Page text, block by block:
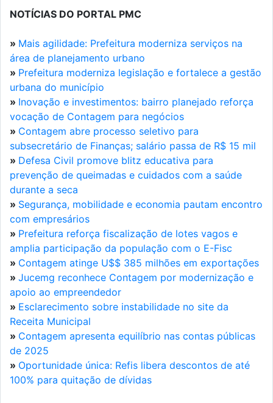
NOTÍCIAS DO PORTAL PMC
» Mais agilidade: Prefeitura moderniza serviços na
área de planejamento urbano
» Prefeitura moderniza legislação e fortalece a gestão
urbana do município
» Inovação e investimentos: bairro planejado reforça
vocação de Contagem para negócios
» Contagem abre processo seletivo para
subsecretário de Finanças; salário passa de R$ 15 mil
» Defesa Civil promove blitz educativa para
prevenção de queimadas e cuidados com a saúde
durante a seca
» Segurança, mobilidade e economia pautam encontro
com empresários
» Prefeitura reforça fiscalização de lotes vagos e
amplia participação da população com o E-Fisc
» Contagem atinge U$$ 385 milhões em exportações
» Jucemg reconhece Contagem por modernização e
apoio ao empreendedor
» Esclarecimento sobre instabilidade no site da
Receita Municipal
» Contagem apresenta equilíbrio nas contas públicas
de 2025
» Oportunidade única: Refis libera descontos de até
100% para quitação de dívidas